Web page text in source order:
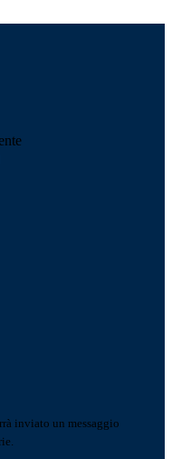
inviato un messaggio